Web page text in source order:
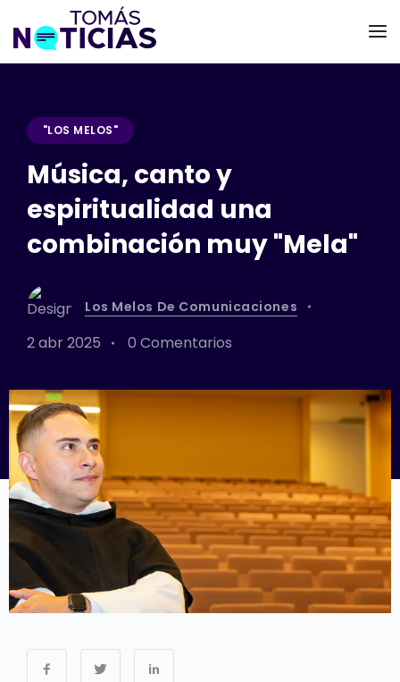
"LOS MELOS"
Música, canto y
espiritualidad una
combinación muy "Mela"
Los Melos De Comunicaciones
2 abr 2025 0 Comentarios